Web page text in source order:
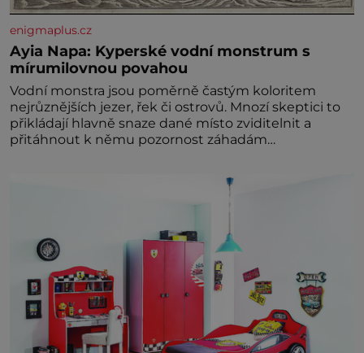
enigmaplus.cz
Ayia Napa: Kyperské vodní monstrum s
mírumilovnou povahou
Vodní monstra jsou poměrně častým koloritem
nejrůznějších jezer, řek či ostrovů. Mnozí skeptici to
přikládají hlavně snaze dané místo zviditelnit a
přitáhnout k němu pozornost záhadám